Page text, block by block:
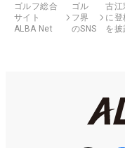
ゴルフ総合
サイト
ALBA Net
ゴル
フ界
のSNS
古江
に
を披